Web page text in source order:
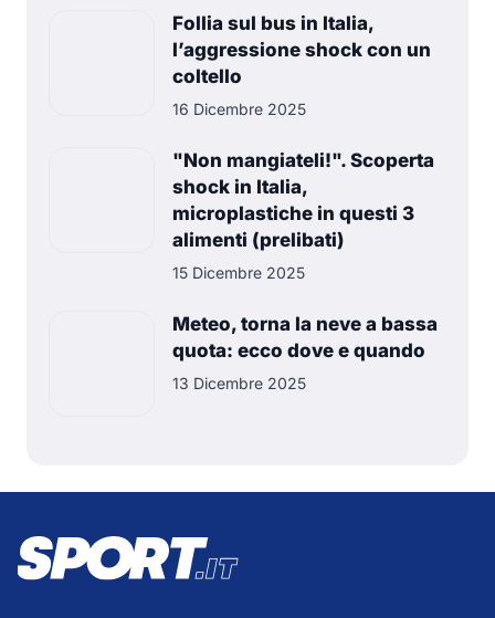
Follia sul bus in Italia,
l’aggressione shock con un
coltello
16 Dicembre 2025
"Non mangiateli!". Scoperta
shock in Italia,
microplastiche in questi 3
alimenti (prelibati)
15 Dicembre 2025
Meteo, torna la neve a bassa
quota: ecco dove e quando
13 Dicembre 2025